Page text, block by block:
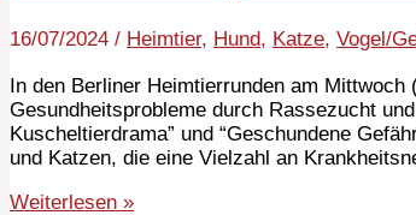
16/07/2024 / Heimtier, Hund, Katze, Vogel/
In den Berliner Heimtierrunden am
Gesundheitsprobleme durch Rassezucht
Kuscheltierdrama” und “Geschundene
und Katzen, die eine Vielzahl an
Weiterlesen »